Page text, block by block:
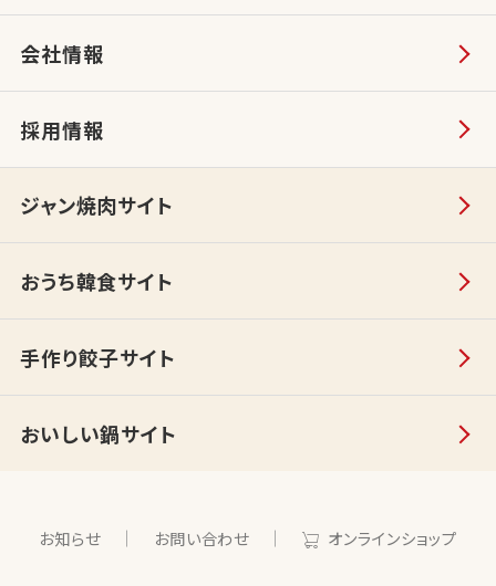
会社情報
採用情報
ジャン焼肉サイト
おうち韓食サイト
手作り餃子サイト
おいしい鍋サイト
お知らせ お問い合わせ オンラインショップ